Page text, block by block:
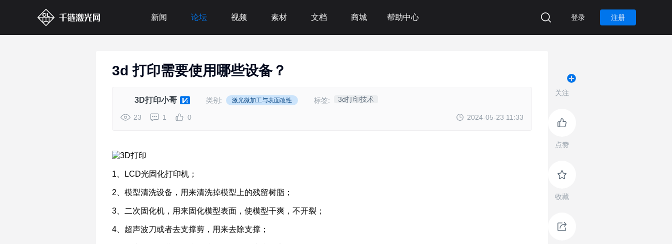
新闻 论坛 视频 素材 文档 商城 帮助中心 登录 注册
3d 打印需要使用哪些设备？
3D打印小哥 类别: 激光微加工与表面改性 标签: 3d打印技术
23 1 0 2024-05-23 11:33
关注
点赞
收藏